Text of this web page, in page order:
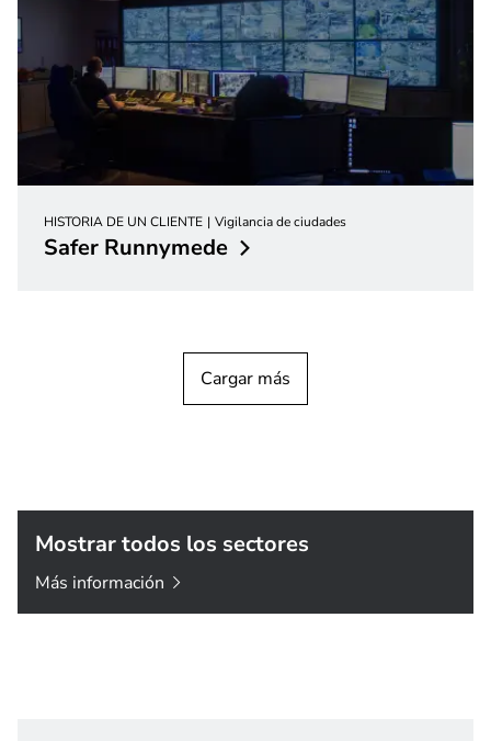
HISTORIA DE UN CLIENTE Vigilancia de ciudades
Safer Runnymede
Cargar más
Mostrar todos los sectores
Más información